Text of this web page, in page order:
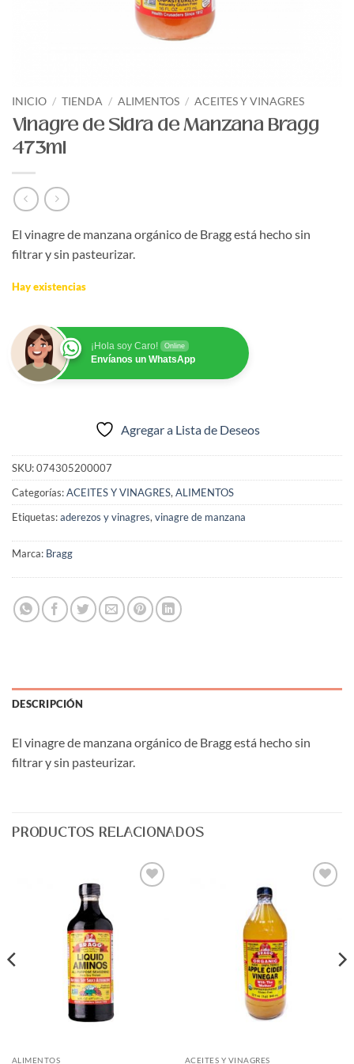
INICIO / TIENDA / ALIMENTOS / ACEITES Y VINAGRES
Vinagre de Sidra de Manzana Bragg
473ml
El vinagre de manzana orgánico de Bragg está hecho sin
filtrar y sin pasteurizar.
Hay existencias
¡Hola soy Caro! Online
Envíanos un WhatsApp
Agregar a Lista de Deseos
SKU:074305200007
Categorías:ACEITES Y VINAGRES, ALIMENTOS
Etiquetas:aderezos y vinagres, vinagre de manzana
Marca: Bragg
DESCRIPCIÓN
El vinagre de manzana orgánico de Bragg está hecho sin
filtrar y sin pasteurizar.
PRODUCTOS RELACIONADOS
ALIMENTOS ACEITES Y VINAGRES